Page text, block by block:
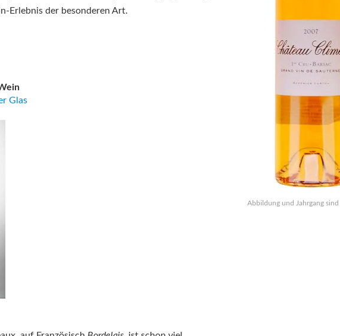
Erlebnis der besonderen Art.
Glas
Abbildung und Jahrgang